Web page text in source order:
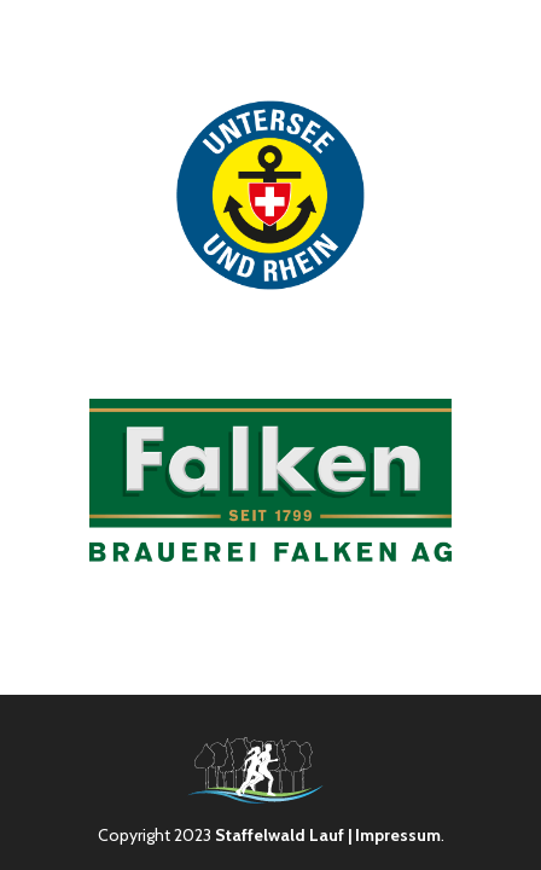
Copyright 2023 Staffelwald Lauf| Impressum.